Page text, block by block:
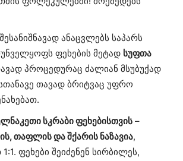
შესანიშნავად ანაცვლებს საპარს
ფეხების მეტად სუფთა
პროცედურაც ძალიან მსუბუქად
თავად ბრიტვაც უფრო
სკრაბი ფეხებისთვის –
თაფლის და შქარის ნაზავია,
ფეხები შეიძენენ სირბილეს,